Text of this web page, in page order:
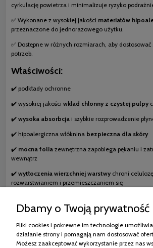
cyrkulację powietrza i minimalizuje ryzyko
✅ Wykonane z wysokiej jakości materiałów
przeznaczone do jednorazowego użytku.
✅ Dostępne w różnych rozmiarach, aby
potrzeb.
Właściwości:
✔️ podkłady ochronne
✔️ wysokiej jakości wkład chłonny z czystej pulpy
✔️ wysoka absorbcja i szybkie rozprowadzenie
✔️ hipoalergiczna włóknina bezpieczna dla skóry
✔️ mocna folia zewnętrzna zapobiega pękaniu i
wewnątrz
✔️ wytłoczenia wierzchniej warstwychroni
rozwarstwianiem i przemieszczaniem się
☑️ jednorazowego użytku
☑️ nie zawiera lateksu
☑️ posiada oznaczenie CE oraz MD
Dbamy o Twoją prywatność
Pliki cookies i pokrewne im technologie
działanie strony i pomagają nam dostosować
Możesz zaakceptować wykorzystanie przez nas